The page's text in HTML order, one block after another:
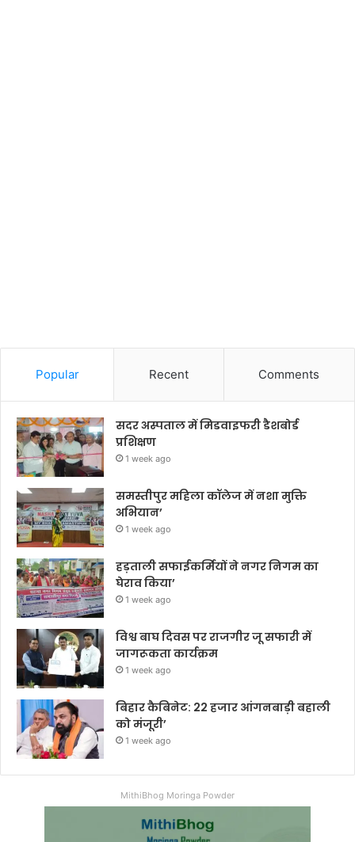
Popular Recent Comments
सदर अस्पताल में मिडवाइफरी डैशबोर्ड
प्रशिक्षण
1 week ago
समस्तीपुर महिला कॉलेज में नशा मुक्ति
अभियान’
1 week ago
हड़ताली सफाईकर्मियों ने नगर निगम का
घेराव किया’
1 week ago
विश्व बाघ दिवस पर राजगीर जू सफारी में
जागरूकता कार्यक्रम
1 week ago
बिहार कैबिनेट: 22 हजार आंगनबाड़ी बहाली
को मंजूरी’
1 week ago
MithiBhog Moringa Powder